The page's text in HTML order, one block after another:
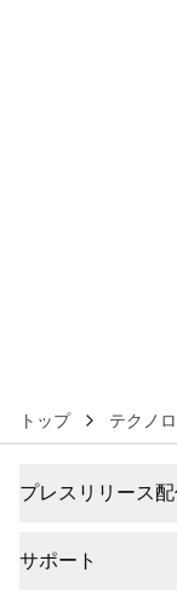
トップ テクノ
プレスリリース
サポート